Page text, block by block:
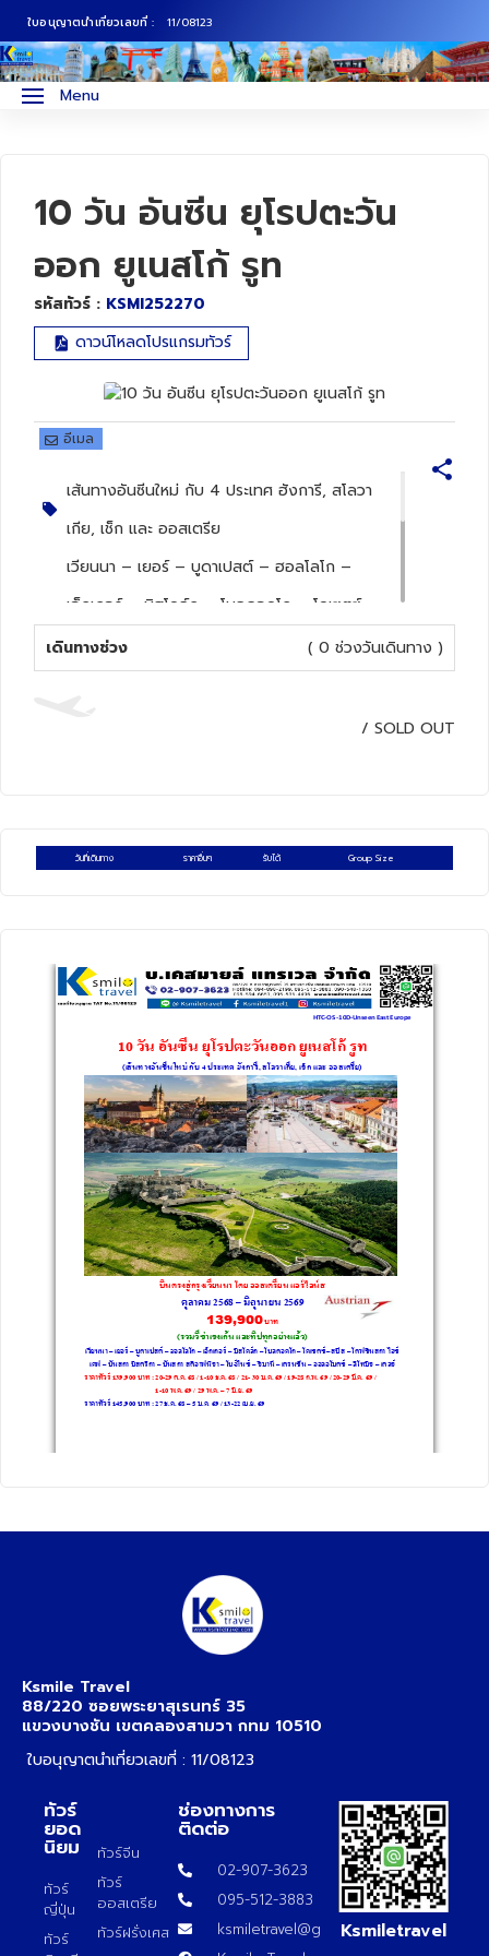
ใบอนุญาตนำเที่ยวเลขที่ : 11/08123
Menu
10 วัน อันซีน ยุโรปตะวัน
ออก ยูเนสโก้ รูท
รหัสทัวร์ : KSMI252270
ดาวน์โหลดโปรแกรมทัวร์
อีเมล
เส้นทางอันซีนใหม่ กับ 4 ประเทศ ฮังการี, สโลวา
เกีย, เช็ก และ ออสเตรีย
เวียนนา – เยอร์ – บูดาเปสต์ – ฮอลโลโก –
เอ็กเกอร์ – มิสโคล์ก – โบลดอคโก – โคเซตซ์–
สปิส – โดฟซินสกา ไอซ์ เคฟ – บันสกา บิสตริ
เดินทางช่วง ( 0 ช่วงวันเดินทาง )
/ SOLD OUT
วันที่เดินทาง ราคาอื่นๆ รับได้ Group Size
Ksmile Travel
88/220 ซอยพระยาสุเรนทร์ 35
แขวงบางชัน เขตคลองสามวา กทม 10510
ใบอนุญาตนำเที่ยวเลขที่ : 11/08123
ทัวร์
ยอด
นิยม
ทัวร์
ญี่ปุ่น
ทัวร์
ทัวร์จีน
ทัวร์
ออสเตรีย
ทัวร์ฝรั่งเศส
ช่องทางการ
ติดต่อ
02-907-3623
095-512-3883
ksmiletravel@gmail.comKsmiletravel
ทัวร์ญี่ปุ่น
ทัวร์ยุโรป
ทัวร์จีน
ทัวร์ฮ่องกง
ทัวร์สิงคโปร์
ทัวร์สวิตเซอร์แลนด์
ทัวร์ลาว
ทัวร์จอร์เจีย
ทัวร์บาหลี
ทัวร์ออสเตรเลีย
ภาคเหนือ
ภาคตะวันออก